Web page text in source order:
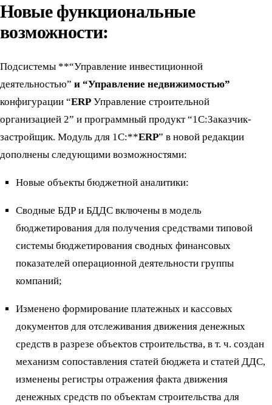
Новые функциональные
возможности:
Подсистемы **“Управление инвестиционной
деятельностью” и “Управление недвижимостью”
конфигурации “ERP Управление строительной
организацией 2” и программный продукт “1С:Заказчик-
застройщик. Модуль для 1С:**ERP” в новой редакции
дополнены следующими возможностями:
Новые объекты бюджетной аналитики:
Сводные БДР и БДДС включены в модель
бюджетирования для получения средствами типовой
системы бюджетирования сводных финансовых
показателей операционной деятельности группы
компаний;
Изменено формирование платежных и кассовых
документов для отслеживания движения денежных
средств в разрезе объектов строительства, в т. ч. создан
механизм сопоставления статей бюджета и статей ДДС,
изменены регистры отражения факта движения
денежных средств по объектам строительства для